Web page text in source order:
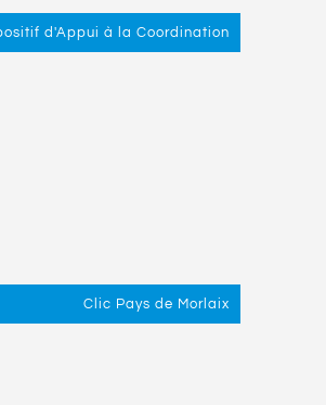
d'Appui à la Coordination
Clic Pays de Morlaix